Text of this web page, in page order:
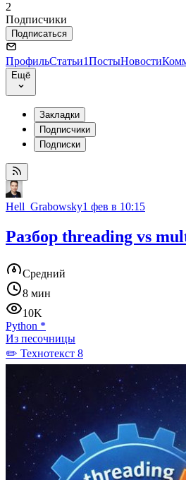
2
Подписчики
Подписаться
ПрофильСтатьи1ПостыНовости
Ещё
Закладки
Подписчики
Подписки
Hell_Grabowsky1 фев в 10:15
Разбор threading vs
Средний
8 мин
10K
Python *
Из песочницы
✏️ Технотекст 8